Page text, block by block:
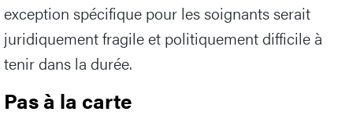
exception spécifique pour les soignants serait
juridiquement fragile et politiquement difficile à
tenir dans la durée.
Pas à la carte